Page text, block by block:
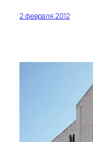
2 февраля 2012